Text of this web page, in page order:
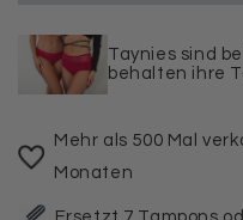
Taynies sind
behalten ihre
Mehr als 500 Mal
Monaten